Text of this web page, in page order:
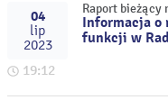
04
lip
2023
19:12
Raport bieżący
Informacja o
funkcji w